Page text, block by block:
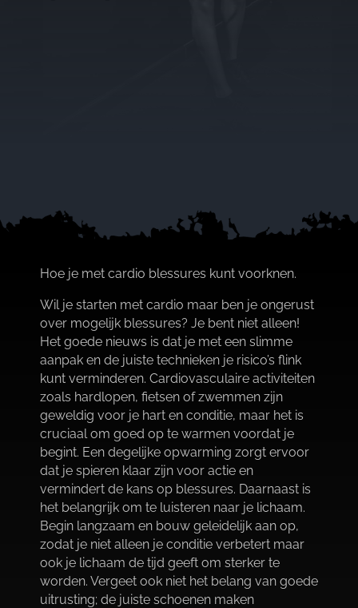
Hoe je met cardio blessures kunt voorknen.​
Wil je starten met cardio maar ben je ongerust
over mogelijk blessures? Je bent niet alleen!
Het goede nieuws is dat je met een slimme
aanpak en de juiste technieken je risico’s flink
kunt verminderen.​ Cardiovasculaire activiteiten
zoals hardlopen, fietsen of zwemmen zijn
geweldig voor je hart en conditie, maar het is
cruciaal om goed op te warmen voordat je
begint.​ Een degelijke opwarming zorgt ervoor
dat je spieren klaar zijn voor actie en
vermindert de kans op blessures.​ Daarnaast is
het belangrijk om te luisteren naar je lichaam.​
Begin langzaam en bouw geleidelijk aan op,
zodat je niet alleen je conditie verbetert maar
ook je lichaam de tijd geeft om sterker te
worden.​ Vergeet ook niet het belang van goede
uitrusting; de juiste schoenen maken